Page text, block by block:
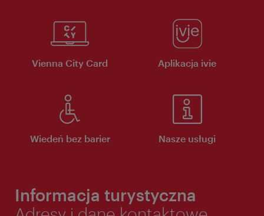
Vienna City Card Aplikacja ivie
Wiedeń bez barier Nasze usługi
Informacja turystyczna